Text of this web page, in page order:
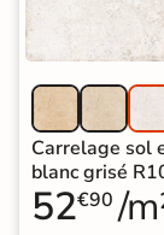
Carrelage sol
blanc grisé
52€90 /